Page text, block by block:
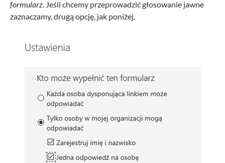
formularz. Jeśli chcemy przeprowadzić głosowanie jawne
zaznaczamy, drugą opcję, jak poniżej.